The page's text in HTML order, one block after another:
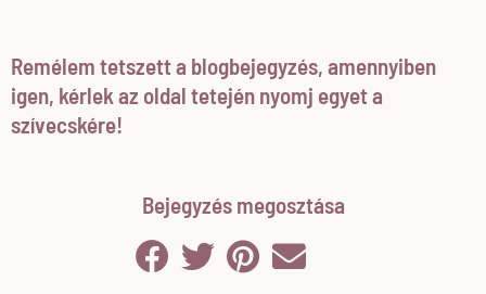
Remélem tetszett a blogbejegyzés, amennyiben
igen, kérlek az oldal tetején nyomj egyet a
szívecskére!
Bejegyzés megosztása